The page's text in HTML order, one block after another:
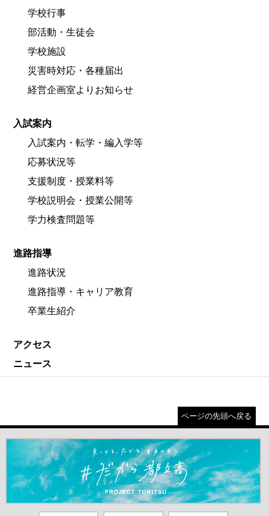
学校行事
部活動・生徒会
学校施設
災害時対応・各種届出
経営企画室よりお知らせ
入試案内
入試案内・転学・編入学等
応募状況等
支援制度・授業料等
学校説明会・授業公開等
学力検査問題等
進路指導
進路状況
進路指導・キャリア教育
卒業生紹介
アクセス
ニュース
ページの先頭へ戻る
＃だから都立高（別ウインドウが開きます）